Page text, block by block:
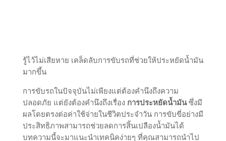
รู้ไว้ไม่เสียหาย เคล็ดลับการขับรถที่ช่วยให้ประหยัดน้ำมัน
มากขึ้น
การขับรถในปัจจุบันไม่เพียงแต่ต้องคำนึงถึงความ
ปลอดภัย แต่ยังต้องคำนึงถึงเรื่อง การประหยัดน้ำมันซึ่งมี
ผลโดยตรงต่อค่าใช้จ่ายในชีวิตประจำวัน การขับขี่อย่างมี
ประสิทธิภาพสามารถช่วยลดการสิ้นเปลืองน้ำมันได้
บทความนี้จะมาแนะนำเทคนิคง่ายๆ ที่คุณสามารถนำไป